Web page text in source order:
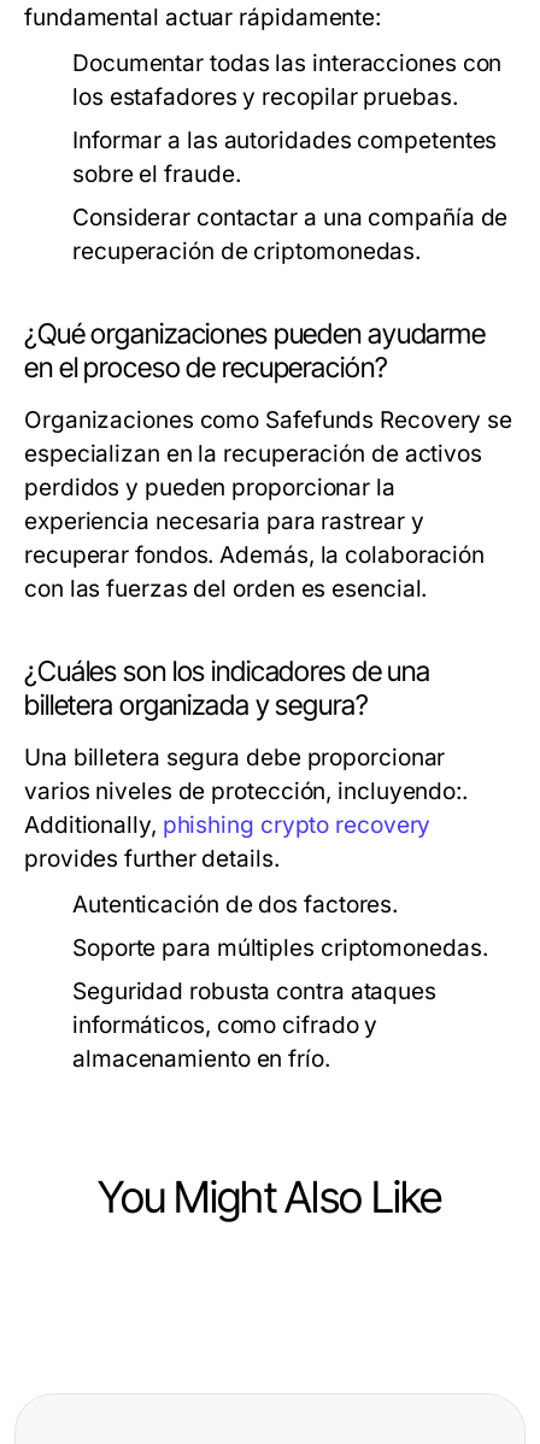
fundamental actuar rápidamente:
Documentar todas las interacciones con
los estafadores y recopilar pruebas.
Informar a las autoridades competentes
sobre el fraude.
Considerar contactar a una compañía de
recuperación de criptomonedas.
¿Qué organizaciones pueden ayudarme
en el proceso de recuperación?
Organizaciones como Safefunds Recovery se
especializan en la recuperación de activos
perdidos y pueden proporcionar la
experiencia necesaria para rastrear y
recuperar fondos. Además, la colaboración
con las fuerzas del orden es esencial.
¿Cuáles son los indicadores de una
billetera organizada y segura?
Una billetera segura debe proporcionar
varios niveles de protección, incluyendo:.
Additionally, phishing crypto recovery
provides further details.
Autenticación de dos factores.
Soporte para múltiples criptomonedas.
Seguridad robusta contra ataques
informáticos, como cifrado y
almacenamiento en frío.
You Might Also Like
Essential Changes for Your
Key Strategies for Effective